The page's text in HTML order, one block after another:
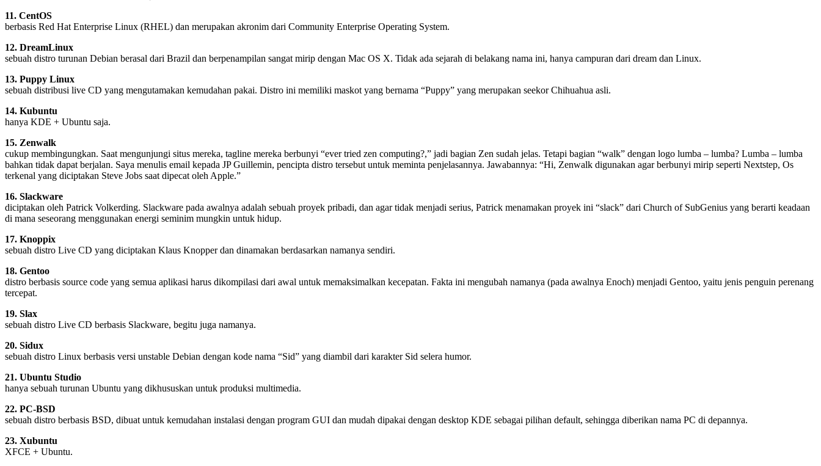
11. CentOS
berbasis Red Hat Enterprise Linux (RHEL) dan merupakan akronim dari Community Enterprise Operating System.
12. DreamLinux
sebuah distro turunan Debian berasal dari Brazil dan berpenampilan sangat mirip dengan Mac OS X. Tidak ada sejarah di belakang nama ini, hanya campuran dari dream dan Linux.
13. Puppy Linux
sebuah distribusi live CD yang mengutamakan kemudahan pakai. Distro ini memiliki maskot yang bernama “Puppy” yang merupakan seekor Chihuahua asli.
14. Kubuntu
hanya KDE + Ubuntu saja.
15. Zenwalk
cukup membingungkan. Saat mengunjungi situs mereka, tagline mereka berbunyi “ever tried zen computing?,” jadi bagian Zen sudah jelas. Tetapi bagian “walk” dengan logo lumba – lumba? Lumba – lumba
bahkan tidak dapat berjalan. Saya menulis email kepada JP Guillemin, pencipta distro tersebut untuk meminta penjelasannya. Jawabannya: “Hi, Zenwalk digunakan agar berbunyi mirip seperti Nextstep, Os
terkenal yang diciptakan Steve Jobs saat dipecat oleh Apple.”
16. Slackware
diciptakan oleh Patrick Volkerding. Slackware pada awalnya adalah sebuah proyek pribadi, dan agar tidak menjadi serius, Patrick menamakan proyek ini “slack” dari Church of SubGenius yang berarti keadaan
di mana seseorang menggunakan energi seminim mungkin untuk hidup.
17. Knoppix
sebuah distro Live CD yang diciptakan Klaus Knopper dan dinamakan berdasarkan namanya sendiri.
18. Gentoo
distro berbasis source code yang semua aplikasi harus dikompilasi dari awal untuk memaksimalkan kecepatan. Fakta ini mengubah namanya (pada awalnya Enoch) menjadi Gentoo, yaitu jenis penguin perenang
tercepat.
19. Slax
sebuah distro Live CD berbasis Slackware, begitu juga namanya.
20. Sidux
sebuah distro Linux berbasis versi unstable Debian dengan kode nama “Sid” yang diambil dari karakter Sid selera humor.
21. Ubuntu Studio
hanya sebuah turunan Ubuntu yang dikhususkan untuk produksi multimedia.
22. PC-BSD
sebuah distro berbasis BSD, dibuat untuk kemudahan instalasi dengan program GUI dan mudah dipakai dengan desktop KDE sebagai pilihan default, sehingga diberikan nama PC di depannya.
23. Xubuntu
XFCE + Ubuntu.